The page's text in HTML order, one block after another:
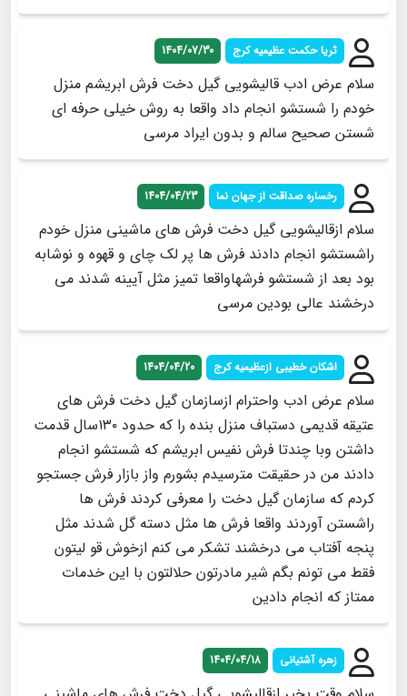
ثریا حکمت عظیمیه کرج 1404/07/30
سلام عرض ادب قالیشویی گیل دخت فرش ابریشم منزل
خودم را شستشو انجام داد واقعا به روش خیلی حرفه ای
شستن صحیح سالم و بدون ایراد مرسی
رخساره صداقت از جهان نما 1404/04/23
سلام ازقالیشویی گیل دخت فرش های ماشینی منزل خودم
راشستشو انجام دادند فرش ها پر لک چای و قهوه و نوشابه
بود بعد از شستشو فرشهاواقعا تمیز مثل آیینه شدند می
درخشند عالی بودین مرسی
اشکان خطیبی ازعظیمیه کرج 1404/04/20
سلام عرض ادب واحترام ازسازمان گیل دخت فرش های
عتیقه قدیمی دستباف منزل بنده را که حدود ۱۳۰سال قدمت
داشتن وبا چندتا فرش نفیس ابریشم که شستشو انجام
دادند من در حقیقت مترسیدم بشورم واز بازار فرش جستجو
کردم که سازمان گیل دخت را معرفی کردند فرش ها
راشستن آوردند واقعا فرش ها مثل دسته گل شدند مثل
پنجه آفتاب می درخشند تشکر می کنم ازخوش قو لیتون
فقط می تونم بگم شیر مادرتون حلالتون با این خدمات
ممتاز که انجام دادین
زهره آشتیانی 1404/04/18